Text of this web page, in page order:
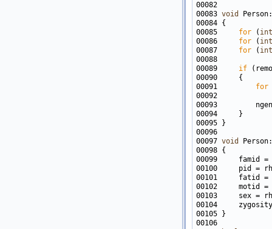
00083 void
00085 for ( int
00086 for ( int
00087 for ( int
00089 if
00091 for
00097 void